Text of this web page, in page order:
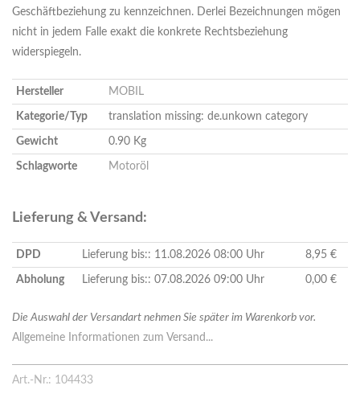
Geschäftbeziehung zu kennzeichnen. Derlei Bezeichnungen mögen
nicht in jedem Falle exakt die konkrete Rechtsbeziehung
widerspiegeln.
Hersteller MOBIL
Kategorie/Typ translation missing: de.unkown category
Gewicht 0.90 Kg
Schlagworte Motoröl
Lieferung & Versand:
DPD Lieferung bis:: 11.08.2026 08:00 Uhr 8,95 €
Abholung Lieferung bis:: 07.08.2026 09:00 Uhr 0,00 €
Die Auswahl der Versandart nehmen Sie später im Warenkorb vor.
Allgemeine Informationen zum Versand...
Art.-Nr.: 104433